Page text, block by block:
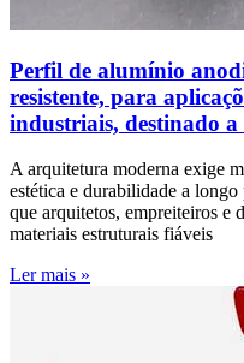
Perfil de alumínio
resistente, para
industriais, destinado a
A arquitetura moderna exige
estética e durabilidade a
que arquitetos, empreiteiros e
materiais estruturais fiáveis
Ler mais »